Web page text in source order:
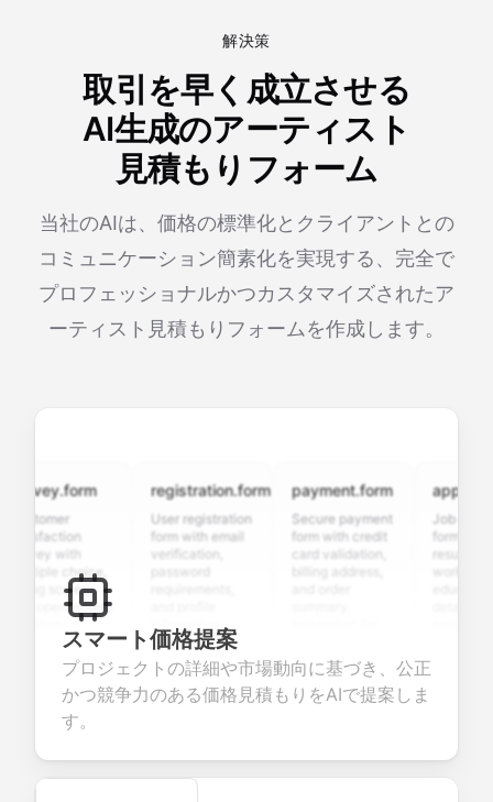
解決策
取引を早く成立させる
AI生成のアーティスト
見積もりフォーム
当社のAIは、価格の標準化とクライアントとの
コミュニケーション簡素化を実現する、完全で
プロフェッショナルかつカスタマイズされたア
ーティスト見積もりフォームを作成します。
with
open-ended
valuable
about
products or
registration.form
User registration
form with email
verification,
information
fields for
seamless
account
creation.
payment.form
Secure payment
form with credit
card validation,
commerce
transactions.
Job
form with
resume
questions for
efficient
candidate
スマート価格提案
プロジェクトの詳細や市場動向に基づき、公正
かつ競争力のある価格見積もりをAIで提案しま
す。